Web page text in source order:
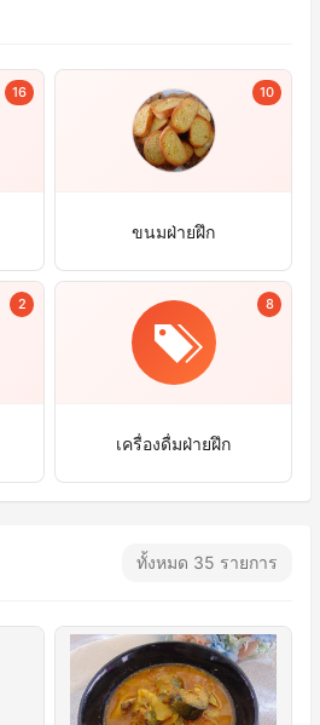
16 10
ขนมฝ่ายฝึก
2 8
เครื่องดื่มฝ่ายฝึก
ทั้งหมด 35 รายการ